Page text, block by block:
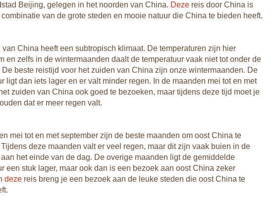
Beijing, gelegen in het noorden van China. Deze reis door China is
van de grote steden en mooie natuur die China te bieden heeft.
van China heeft een subtropisch klimaat. De temperaturen zijn hier
en zelfs in de wintermaanden daalt de temperatuur vaak niet tot onder de
De beste reistijd voor het zuiden van China zijn onze wintermaanden. De
ligt dan iets lager en er valt minder regen. In de maanden mei tot en met
zuiden van China ook goed te bezoeken, maar tijdens deze tijd moet je
dat er meer regen valt.
mei tot en met september zijn de beste maanden om oost China te
deze maanden valt er veel regen, maar dit zijn vaak buien in de
het einde van de dag. De overige maanden ligt de gemiddelde
een stuk lager, maar ook dan is een bezoek aan oost China zeker
deze reis breng je een bezoek aan de leuke steden die oost China te